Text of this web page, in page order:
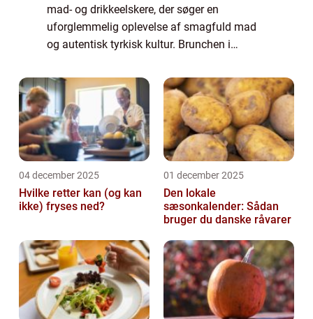
mad- og drikkeelskere, der søger en
uforglemmelig oplevelse af smagfuld mad
og autentisk tyrkisk kultur. Brunchen i
det er en social begivenhed, der gør det
muligt fo...
04 december 2025
Hvilke retter kan (og kan
ikke) fryses ned?
01 december 2025
Den lokale
sæsonkalender: Sådan
bruger du danske råvarer